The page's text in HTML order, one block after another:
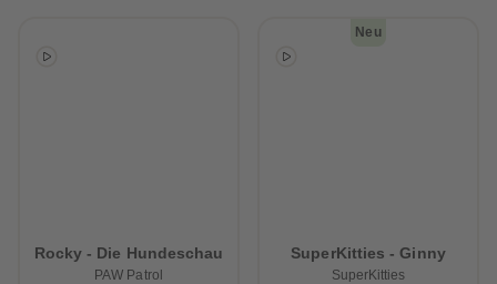
Rocky - Die Hundeschau
PAW Patrol
Neu
SuperKitties - Ginny
SuperKitties